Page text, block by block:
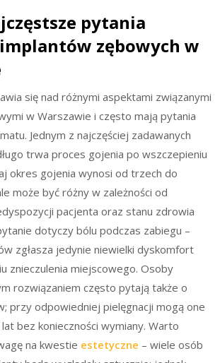
pytania
zębowych w
się nad różnymi aspektami związanymi
w Warszawie i często mają pytania
Jednym z najczęściej zadawanych
trwa proces gojenia po wszczepieniu
okres gojenia wynosi od trzech do
może być różny w zależności od
pacjenta oraz stanu zdrowia
dotyczy bólu podczas zabiegu –
zgłasza jedynie niewielki dyskomfort
znieczulenia miejscowego. Osoby
rozwiązaniem często pytają także o
przy odpowiedniej pielęgnacji mogą one
bez konieczności wymiany. Warto
na kwestie estetyczne – wiele osób